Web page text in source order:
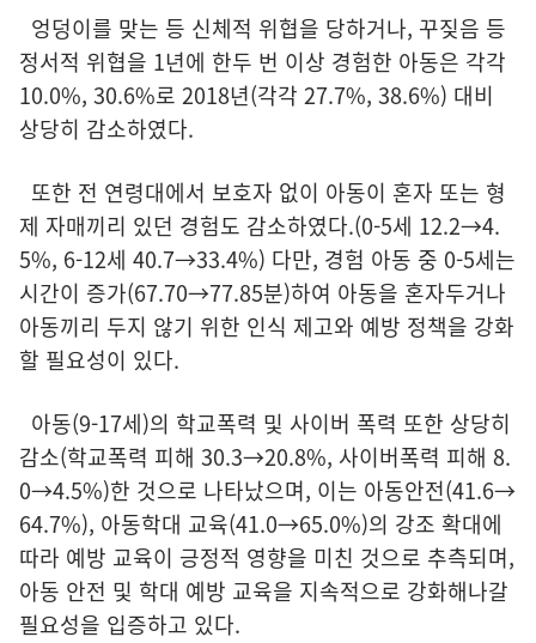
엉덩이를 맞는 등 신체적 위협을 당하거나, 꾸짖음 등
정서적 위협을 1년에 한두 번 이상 경험한 아동은 각각
10.0%, 30.6%로 2018년(각각 27.7%, 38.6%) 대비
상당히 감소하였다.
또한 전 연령대에서 보호자 없이 아동이 혼자 또는 형
제 자매끼리 있던 경험도 감소하였다.(0-5세 12.2→4.
5%, 6-12세 40.7→33.4%) 다만, 경험 아동 중 0-5세는
시간이 증가(67.70→77.85분)하여 아동을 혼자두거나
아동끼리 두지 않기 위한 인식 제고와 예방 정책을 강화
할 필요성이 있다.
아동(9-17세)의 학교폭력 및 사이버 폭력 또한 상당히
감소(학교폭력 피해 30.3→20.8%, 사이버폭력 피해 8.
0→4.5%)한 것으로 나타났으며, 이는 아동안전(41.6→
64.7%), 아동학대 교육(41.0→65.0%)의 강조 확대에
따라 예방 교육이 긍정적 영향을 미친 것으로 추측되며,
아동 안전 및 학대 예방 교육을 지속적으로 강화해나갈
필요성을 입증하고 있다.